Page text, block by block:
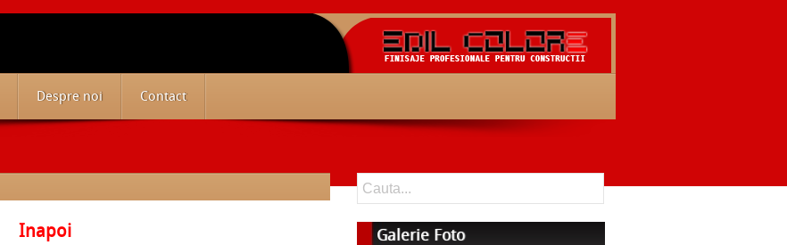
Despre noi Contact
Inapoi Galerie Foto